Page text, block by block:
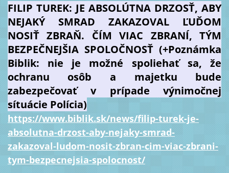
FILIP TUREK: JE ABSOLÚTNA DRZOSŤ, ABY
NEJAKÝ SMRAD ZAKAZOVAL ĽUĎOM
NOSIŤ ZBRAŇ. ČÍM VIAC ZBRANÍ, TÝM
BEZPEČNEJŠIA SPOLOČNOSŤ (+Poznámka
Biblik: nie je možné spoliehať sa, že
ochranu osôb a majetku bude
zabezpečovať v prípade výnimočnej
sítuácie Polícia)
https://www.biblik.sk/news/filip-turek-je-
absolutna-drzost-aby-nejaky-smrad-
zakazoval-ludom-nosit-zbran-cim-viac-zbrani-
tym-bezpecnejsia-spolocnost/